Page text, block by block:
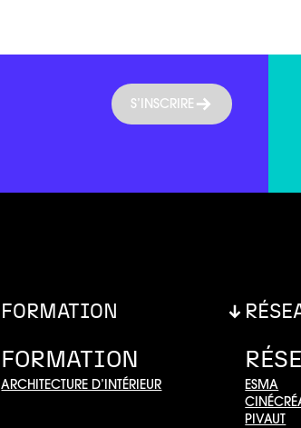
S’INSCRIRE
FORMATION
FORMATION
ARCHITECTURE D’INTÉRIEUR
ESMA
PIVAUT